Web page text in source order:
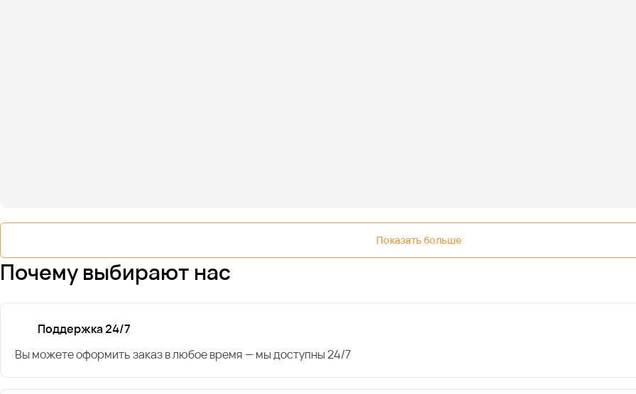
Показать больше
Почему выбирают нас
Поддержка 24/7
Вы можете оформить заказ в любое время — мы доступны 24/7